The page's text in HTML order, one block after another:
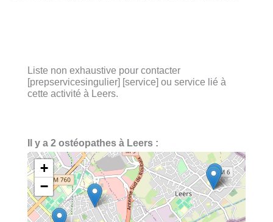
Liste non exhaustive pour contacter
[prepservicesingulier] [service] ou service lié à
cette activité à Leers.
Il y a 2 ostéopathes à Leers :
+
−